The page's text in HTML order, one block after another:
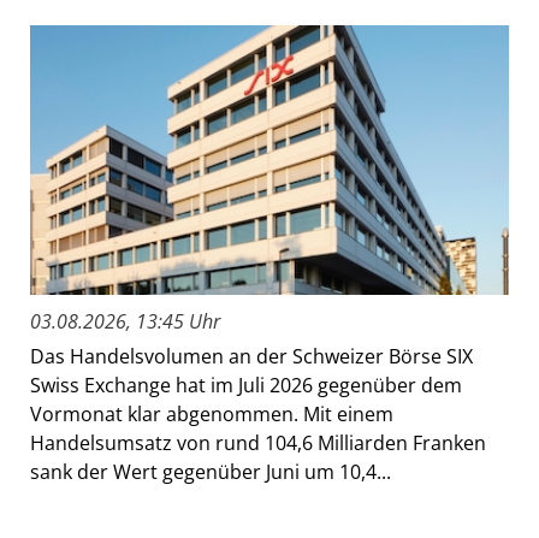
03.08.2026, 13:45 Uhr
Das Handelsvolumen an der Schweizer Börse SIX
Swiss Exchange hat im Juli 2026 gegenüber dem
Vormonat klar abgenommen. Mit einem
Handelsumsatz von rund 104,6 Milliarden Franken
sank der Wert gegenüber Juni um 10,4...